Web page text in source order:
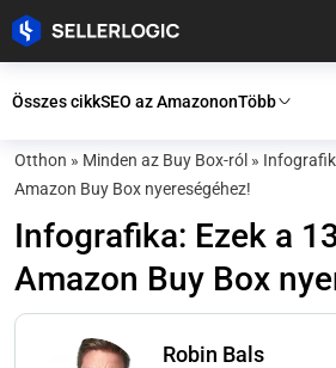
Összes cikkSEO az AmazononTöbb
Otthon » Minden az Buy Box-ról »
Amazon Buy Box nyereségéhez!
Infografika: Ezek a
Amazon Buy Box
Robin Bals